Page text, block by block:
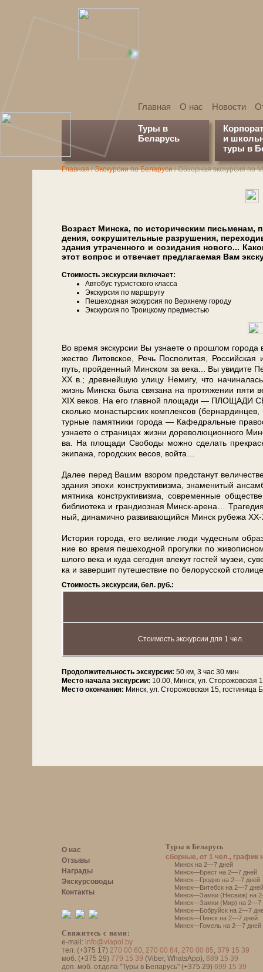
Главная О нас Новости
Туры в
Беларусь
и
туры в
Главная/Экскурсии по Беларуси/Обзорная экскурсия по
Возраст Мин­ска, по ис­то­ри­че­ским
де­ния, со­кру­ши­тель­ные раз­ру­ше­ния,
зда­ния утра­чен­но­го и со­зи­да­ния нового...
этот во­прос и от­ве­ча­ет пред­ла­га­е­мая Вам
Сто­и­мость экс­кур­сии вклю­ча­ет:
Автобус туристского клас­са
Экс­кур­сия по марш­ру­ту
Пе­ше­ход­ная экскурсия по Верх­не­му го­ро­ду
Экс­кур­сия по Троицкому предместью
Во вре­мя экс­кур­сии Вы узна­е­те о про­шлом
же­ство Ли­тов­ское, Речь Поспо­ли­тая,
путь, прой­ден­ный Мин­ском за ве­ка... Вы уви­ди­те
ХХ в.; древ­ней­шую ули­цу Не­ми­гу, что
жизнь Мин­ска бы­ла свя­за­на на про­тя­же­нии пя­ти
XIX ве­ков. На его глав­ной пло­ща­ди — ПЛОЩАДИ
сколь­ко мо­на­стыр­ских ком­плек­сов
тур­ные па­мят­ни­ки го­ро­да — Ка­фед­раль­ные
узна­е­те о стра­ни­цах жиз­ни до­ре­во­лю­ци­он­но­го
ва. На пло­ща­ди Сво­бо­ды мож­но сде­лать
эки­па­жа, го­род­ских ве­сов, вой­та…
Да­лее пе­ред Ва­шим взо­ром пред­ста­нут
зда­ния эпо­хи кон­ст­рук­ти­виз­ма, зна­ме­ни­тый
мят­ни­ка кон­ст­рук­ти­виз­ма, со­вре­мен­ные
биб­лио­те­ка и гран­ди­оз­ная Минск-арена…
ный, ди­на­мич­но раз­ви­ваю­щий­ся Минск ру­бе­жа ХХ-
История го­ро­да, его ве­ли­кие лю­ди чу­дес­ным
ние во вре­мя пе­ше­ход­ной про­гул­ки по
шло­го ве­ка и ку­да се­год­ня вле­кут го­стей му­зеи,
ка и за­вер­шит пу­те­ше­ствие по бе­ло­рус­ской
Стоимость экскурсии, бел. руб.:
Стоимость экскурсии для 1 чел.
Продолжительность экскурсии: 50 км, 3 час 30 мин
Место начала экскурсии: 10.00, Минск, ул. Сторожовская
Место окончания: Минск, ул. Сторожовская 15, гостиница
О нас
Отзывы
Награды
Экскурсоводы
Контакты
Свяжитесь с нами:
e-mail: info@viapol.by
тел. (+375 17) 270 00 60, 270 00 84, 270 00 85, 379 15 39
моб. (+375 29) 779 15 39 (Viber, WhatsApp), 689 15 39
доп. моб. отдела "Туры в Беларусь" (+375 29) 699 15 39
Туры в Беларусь
сборные, от 1 чел., график
Минск на 2—7 дней
Минск—Брест на 2—7 дней
Минск—Гродно на 2—7 дней
Минск—Витебск на 2—7 дней
Минск—Замки (Несвиж) на
Минск—Замки (Мир) на 2—7
Минск—Бобруйск на 2—7
Минск—Пинск на 2—7 дней
Минск—Гомель на 2—7 дней